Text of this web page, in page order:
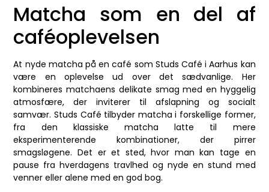
Matcha som en del af
caféoplevelsen
At nyde matcha på en café som Studs Café i Aarhus kan
være en oplevelse ud over det sædvanlige. Her
kombineres matchaens delikate smag med en hyggelig
atmosfære, der inviterer til afslapning og socialt
samvær. Studs Café tilbyder matcha i forskellige former,
fra den klassiske matcha latte til mere
eksperimenterende kombinationer, der pirrer
smagsløgene. Det er et sted, hvor man kan tage en
pause fra hverdagens travlhed og nyde en stund med
venner eller alene med en god bog.